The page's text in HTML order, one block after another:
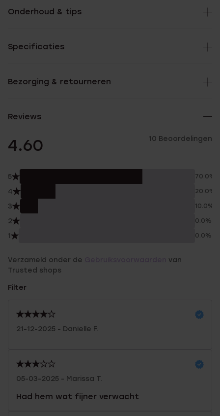
Onderhoud & tips
Specificaties
Bezorging & retourneren
Reviews
4.60 10 Beoordelingen
5 70.0%
4 20.0%
3 10.0%
2 0.0%
1 0.0%
Verzameld onder de
van
Trusted shops
Filter
21-12-2025 - Danielle F.
05-03-2025 - Marissa T.
Had hem wat fijner verwacht